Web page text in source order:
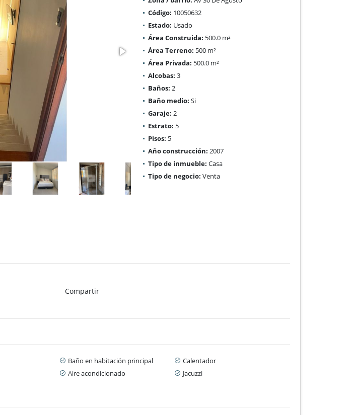
Código: 10050632
Estado: Usado
Área Construida: 500.0 m²
Área Terreno: 500 m²
Área Privada: 500.0 m²
Alcobas: 3
Baños: 2
Baño medio: Si
Garaje: 2
Estrato: 5
Pisos: 5
Año construcción: 2007
Tipo de inmueble: Casa
Tipo de negocio: Venta
Compartir
Baño en habitación principal
Calentador
Aire acondicionado Jacuzzi